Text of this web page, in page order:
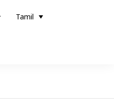
Tamil